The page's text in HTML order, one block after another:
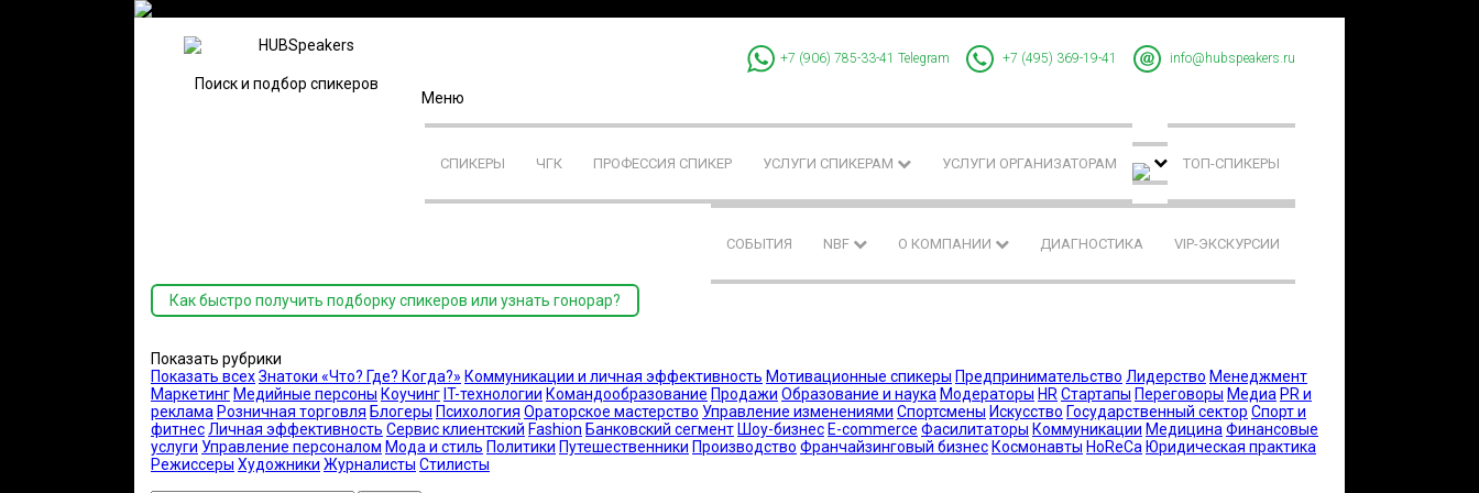
Поиск и подбор спикеров
+7 (906) 785-33-41 Telegram +7 (495) 369-19-41 info@hubspeakers.ru
Меню
СПИКЕРЫ ЧГК ПРОФЕССИЯ СПИКЕР УСЛУГИ СПИКЕРАМ УСЛУГИ ОРГАНИЗАТОРАМ ТОП-СПИКЕРЫ
СОБЫТИЯ NBF О КОМПАНИИ ДИАГНОСТИКА VIP-ЭКСКУРСИИ
Как быстро получить подборку спикеров или узнать гонорар?
Показать рубрики
Показать всехЗнатоки «Что? Где? Когда?» Коммуникации и личная эффективность Мотивационные спикеры Предпринимательство Лидерство Менеджмент
Маркетинг Медийные персоны Коучинг IT-технологии Командообразование Продажи Образование и наука Модераторы HR Стартапы Переговоры Медиа PR и
реклама Розничная торговля Блогеры Психология Ораторское мастерство Управление изменениями Спортсмены Искусство Государственный сектор Спорт и
фитнес Личная эффективность Сервис клиентский Fashion Банковский сегмент Шоу-бизнес E-commerce Фасилитаторы Коммуникации Медицина Финансовые
услуги Управление персоналом Мода и стиль Политики Путешественники Производство Франчайзинговый бизнес Космонавты HoReCa Юридическая практика
Режиссеры Художники Журналисты Стилисты